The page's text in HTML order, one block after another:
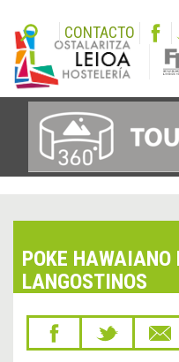
CONTACTO
POKE HAWAIANO
LANGOSTINOS